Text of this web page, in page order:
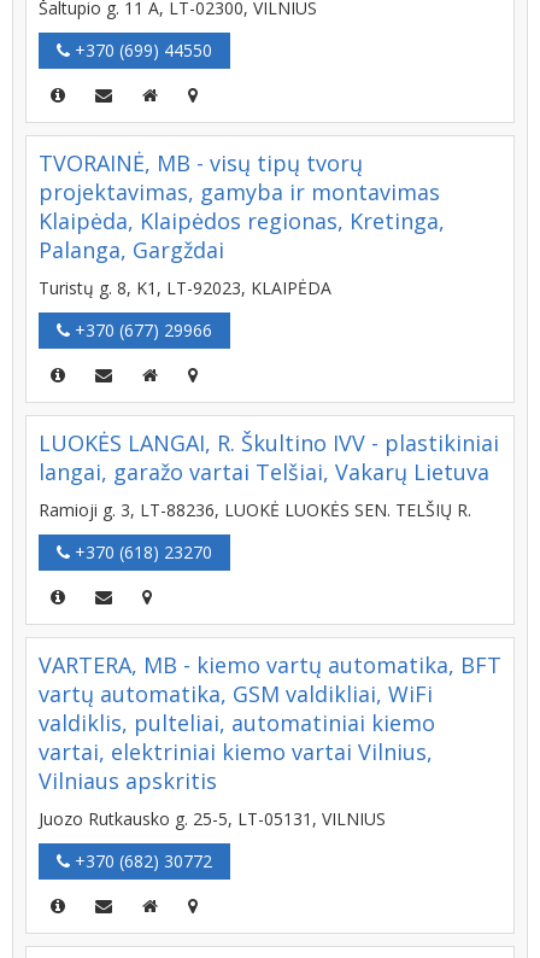
Šaltupio g. 11 A, LT-02300, VILNIUS
+370 (699) 44550
TVORAINĖ, MB - visų tipų tvorų
projektavimas, gamyba ir montavimas
Klaipėda, Klaipėdos regionas, Kretinga,
Palanga, Gargždai
Turistų g. 8, K1, LT-92023, KLAIPĖDA
+370 (677) 29966
LUOKĖS LANGAI, R. Škultino IVV - plastikiniai
langai, garažo vartai Telšiai, Vakarų Lietuva
Ramioji g. 3, LT-88236, LUOKĖ LUOKĖS SEN. TELŠIŲ R.
+370 (618) 23270
VARTERA, MB - kiemo vartų automatika, BFT
vartų automatika, GSM valdikliai, WiFi
valdiklis, pulteliai, automatiniai kiemo
vartai, elektriniai kiemo vartai Vilnius,
Vilniaus apskritis
Juozo Rutkausko g. 25-5, LT-05131, VILNIUS
+370 (682) 30772